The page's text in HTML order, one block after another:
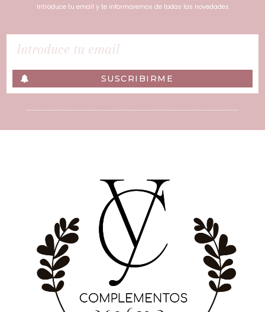
Introduce tu email y te informaremos de todas las novedades
SUSCRIBIRME